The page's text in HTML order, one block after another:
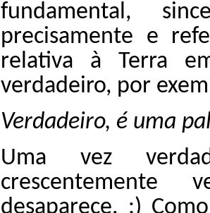
fundamental,
precisamente e
relativa à Terra
verdadeiro, por
Verdadeiro, é uma
Uma vez
crescentemente
desaparece. :)